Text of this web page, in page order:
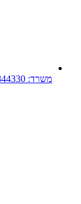
משרד: 0509844330